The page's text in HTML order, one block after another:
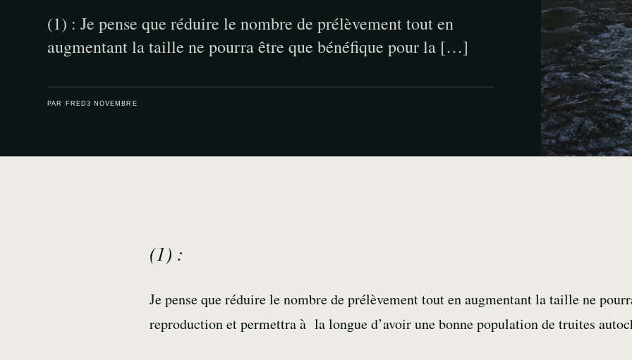
(1) : Je pense que réduire le nombre de prélèvement tout en
augmentant la taille ne pourra être que bénéfique pour la […]
PAR FRED 3 NOVEMBRE
(1) :
Je pense que réduire le nombre de prélèvement tout en augmentant la taille ne
reproduction et permettra à la longue d’avoir une bonne population de truites